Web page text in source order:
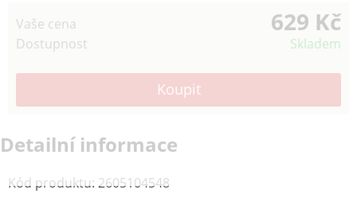
Vaše cena 629 Kč
Dostupnost Skladem
Detailní informace
Kód produktu: 2605104548